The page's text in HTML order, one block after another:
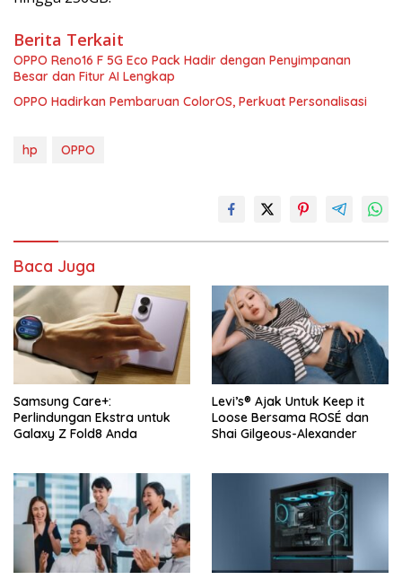
Berita Terkait
OPPO Reno16 F 5G Eco Pack Hadir dengan Penyimpanan
Besar dan Fitur AI Lengkap
OPPO Hadirkan Pembaruan ColorOS, Perkuat Personalisasi
hp OPPO
Baca Juga
Samsung Care+:
Perlindungan Ekstra untuk
Galaxy Z Fold8 Anda
Levi’s® Ajak Untuk Keep it
Loose Bersama ROSÉ dan
Shai Gilgeous-Alexander